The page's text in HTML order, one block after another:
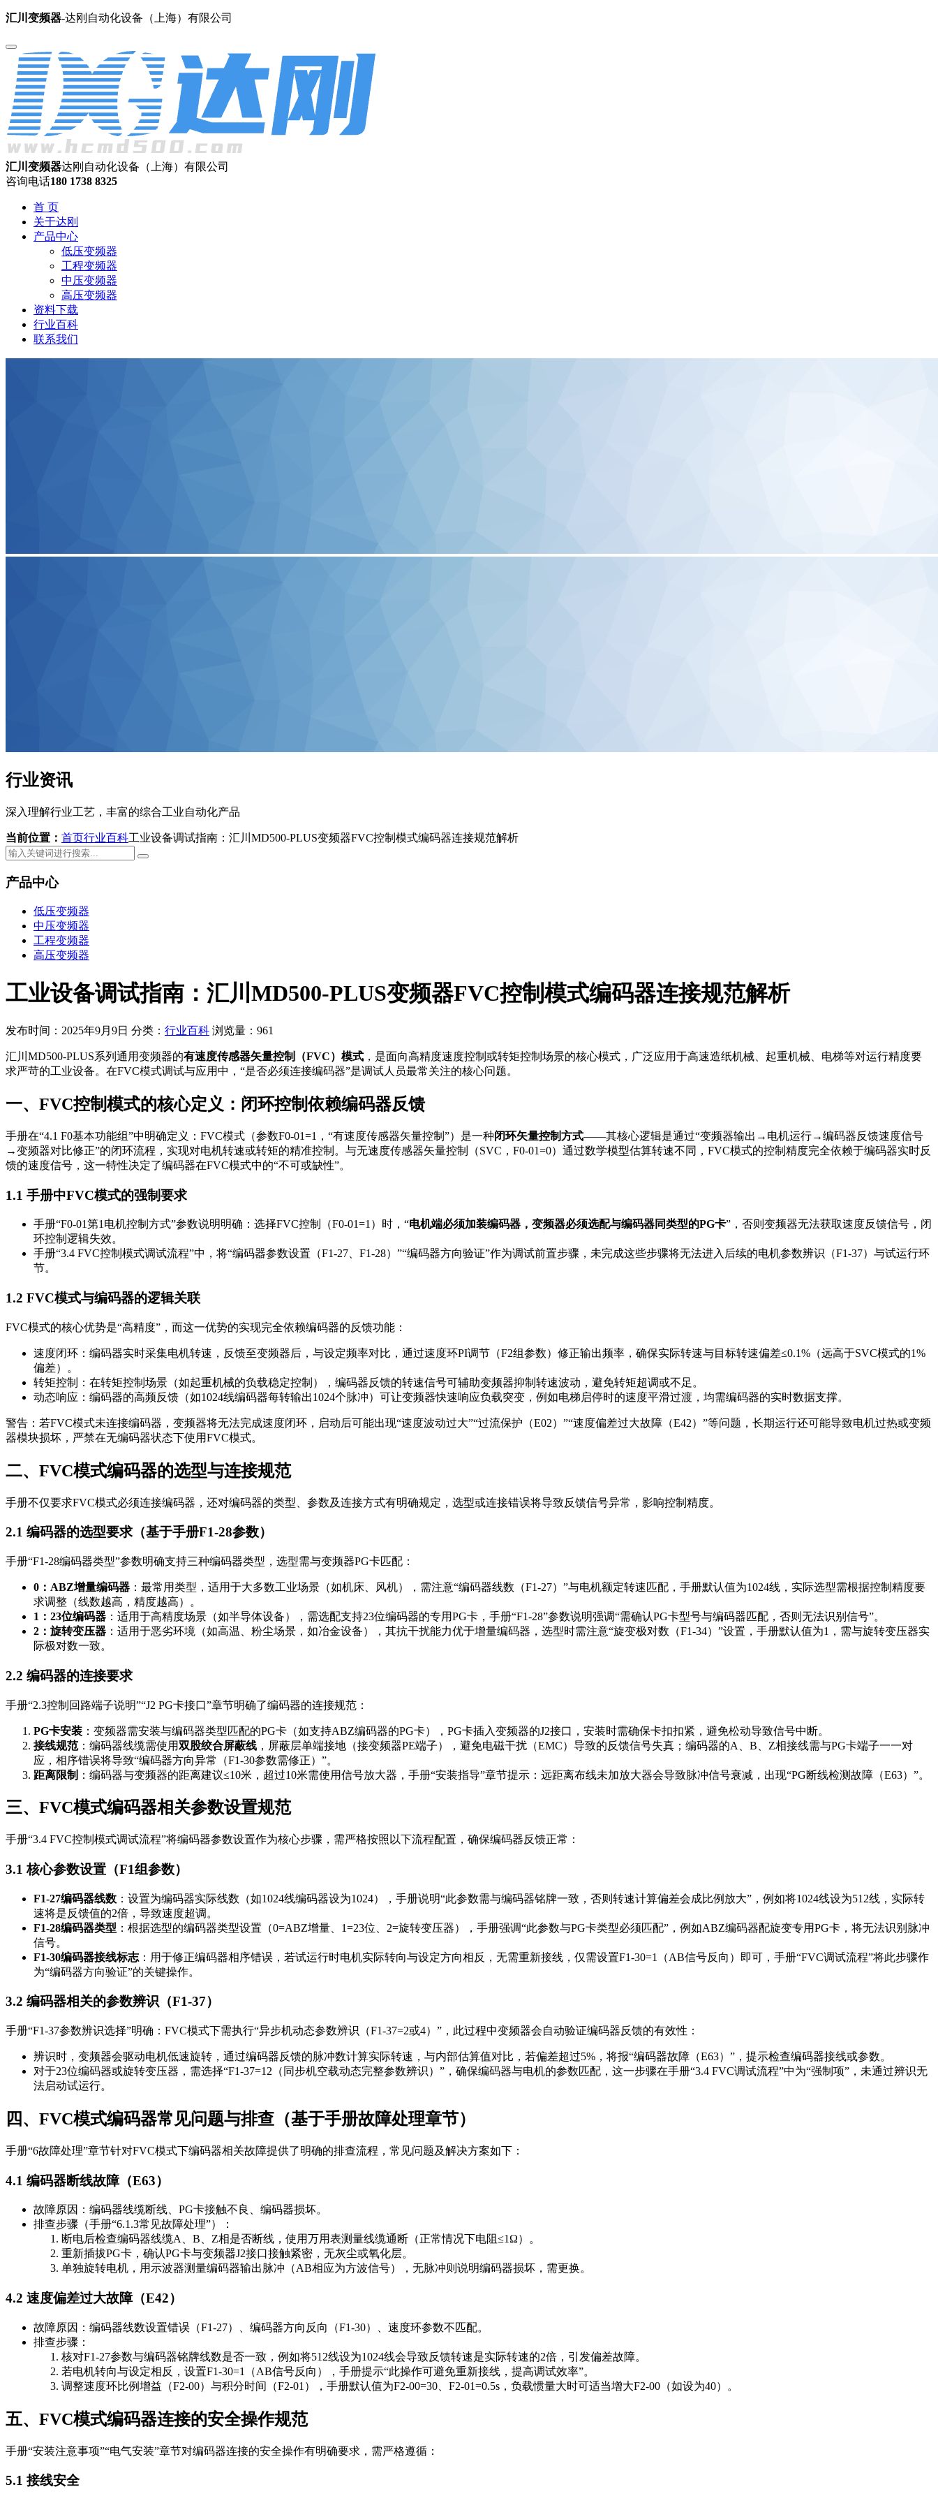
汇川变频器-达刚自动化设备（上海）有限公司
汇川变频器达刚自动化设备（上海）有限公司
咨询电话180 1738 8325
首 页
关于达刚
产品中心
低压变频器
工程变频器
中压变频器
高压变频器
资料下载
行业百科
联系我们
行业资讯
深入理解行业工艺，丰富的综合工业自动化产品
当前位置： 首页行业百科工业设备调试指南：汇川MD500-PLUS变频器FVC控制模式编码器连接规范解析
产品中心
低压变频器
中压变频器
工程变频器
高压变频器
工业设备调试指南：汇川MD500-PLUS变频器FVC控制模式编码器连接规范解析
发布时间：2025年9月9日 分类： 行业百科 浏览量：961
汇川MD500-PLUS系列通用变频器的有速度传感器矢量控制（FVC）模式 ，是面向高精度速度控制或转矩控制场景的核心模式，广泛应用于高速造纸机械、起重机械、电梯等对运行精度要
求严苛的工业设备。在FVC模式调试与应用中，“是否必须连接编码器”是调试人员最常关注的核心问题。
一、FVC控制模式的核心定义：闭环控制依赖编码器反馈
手册在“4.1 F0基本功能组”中明确定义：FVC模式（参数F0-01=1，“有速度传感器矢量控制”）是一种闭环矢量控制方式——其核心逻辑是通过“变频器输出→电机运行→编码器反馈速度信号
→变频器对比修正”的闭环流程，实现对电机转速或转矩的精准控制。与无速度传感器矢量控制（SVC，F0-01=0）通过数学模型估算转速不同，FVC模式的控制精度完全依赖于编码器实时反
馈的速度信号，这一特性决定了编码器在FVC模式中的“不可或缺性”。
1.1 手册中FVC模式的强制要求
手册“F0-01第1电机控制方式”参数说明明确：选择FVC控制（F0-01=1）时，“电机端必须加装编码器，变频器必须选配与编码器同类型的PG卡”，否则变频器无法获取速度反馈信号，闭
环控制逻辑失效。
手册“3.4 FVC控制模式调试流程”中，将“编码器参数设置（F1-27、F1-28）”“编码器方向验证”作为调试前置步骤，未完成这些步骤将无法进入后续的电机参数辨识（F1-37）与试运行环
节。
1.2 FVC模式与编码器的逻辑关联
FVC模式的核心优势是“高精度”，而这一优势的实现完全依赖编码器的反馈功能：
速度闭环：编码器实时采集电机转速，反馈至变频器后，与设定频率对比，通过速度环PI调节（F2组参数）修正输出频率，确保实际转速与目标转速偏差≤0.1%（远高于SVC模式的1%
偏差）。
转矩控制：在转矩控制场景（如起重机械的负载稳定控制），编码器反馈的转速信号可辅助变频器抑制转速波动，避免转矩超调或不足。
动态响应：编码器的高频反馈（如1024线编码器每转输出1024个脉冲）可让变频器快速响应负载突变，例如电梯启停时的速度平滑过渡，均需编码器的实时数据支撑。
警告：若FVC模式未连接编码器，变频器将无法完成速度闭环，启动后可能出现“速度波动过大”“过流保护（E02）”“速度偏差过大故障（E42）”等问题，长期运行还可能导致电机过热或变频
器模块损坏，严禁在无编码器状态下使用FVC模式。
二、FVC模式编码器的选型与连接规范
手册不仅要求FVC模式必须连接编码器，还对编码器的类型、参数及连接方式有明确规定，选型或连接错误将导致反馈信号异常，影响控制精度。
2.1 编码器的选型要求（基于手册F1-28参数）
手册“F1-28编码器类型”参数明确支持三种编码器类型，选型需与变频器PG卡匹配：
0：ABZ增量编码器 ：最常用类型，适用于大多数工业场景（如机床、风机），需注意“编码器线数（F1-27）”与电机额定转速匹配，手册默认值为1024线，实际选型需根据控制精度要
求调整（线数越高，精度越高）。
1：23位编码器 ：适用于高精度场景（如半导体设备），需选配支持23位编码器的专用PG卡，手册“F1-28”参数说明强调“需确认PG卡型号与编码器匹配，否则无法识别信号”。
2：旋转变压器 ：适用于恶劣环境（如高温、粉尘场景，如冶金设备），其抗干扰能力优于增量编码器，选型时需注意“旋变极对数（F1-34）”设置，手册默认值为1，需与旋转变压器实
际极对数一致。
2.2 编码器的连接要求
手册“2.3控制回路端子说明”“J2 PG卡接口”章节明确了编码器的连接规范：
PG卡安装 ：变频器需安装与编码器类型匹配的PG卡（如支持ABZ编码器的PG卡），PG卡插入变频器的J2接口，安装时需确保卡扣扣紧，避免松动导致信号中断。
接线规范：编码器线缆需使用双股绞合屏蔽线 ，屏蔽层单端接地（接变频器PE端子），避免电磁干扰（EMC）导致的反馈信号失真；编码器的A、B、Z相接线需与PG卡端子一一对
应，相序错误将导致“编码器方向异常（F1-30参数需修正）”。
距离限制 ：编码器与变频器的距离建议≤10米，超过10米需使用信号放大器，手册“安装指导”章节提示：远距离布线未加放大器会导致脉冲信号衰减，出现“PG断线检测故障（E63）”。
三、FVC模式编码器相关参数设置规范
手册“3.4 FVC控制模式调试流程”将编码器参数设置作为核心步骤，需严格按照以下流程配置，确保编码器反馈正常：
3.1 核心参数设置（F1组参数）
F1-27编码器线数 ：设置为编码器实际线数（如1024线编码器设为1024），手册说明“此参数需与编码器铭牌一致，否则转速计算偏差会成比例放大”，例如将1024线设为512线，实际转
速将是反馈值的2倍，导致速度超调。
F1-28编码器类型 ：根据选型的编码器类型设置（0=ABZ增量、1=23位、2=旋转变压器），手册强调“此参数与PG卡类型必须匹配”，例如ABZ编码器配旋变专用PG卡，将无法识别脉冲
信号。
F1-30编码器接线标志 ：用于修正编码器相序错误，若试运行时电机实际转向与设定方向相反，无需重新接线，仅需设置F1-30=1（AB信号反向）即可，手册“FVC调试流程”将此步骤作
为“编码器方向验证”的关键操作。
3.2 编码器相关的参数辨识（F1-37）
手册“F1-37参数辨识选择”明确：FVC模式下需执行“异步机动态参数辨识（F1-37=2或4）”，此过程中变频器会自动验证编码器反馈的有效性：
辨识时，变频器会驱动电机低速旋转，通过编码器反馈的脉冲数计算实际转速，与内部估算值对比，若偏差超过5%，将报“编码器故障（E63）”，提示检查编码器接线或参数。
对于23位编码器或旋转变压器，需选择“F1-37=12（同步机空载动态完整参数辨识）”，确保编码器与电机的参数匹配，这一步骤在手册“3.4 FVC调试流程”中为“强制项”，未通过辨识无
法启动试运行。
四、FVC模式编码器常见问题与排查（基于手册故障处理章节）
手册“6故障处理”章节针对FVC模式下编码器相关故障提供了明确的排查流程，常见问题及解决方案如下：
4.1 编码器断线故障（E63）
故障原因：编码器线缆断线、PG卡接触不良、编码器损坏。
排查步骤（手册“6.1.3常见故障处理”）：
断电后检查编码器线缆A、B、Z相是否断线，使用万用表测量线缆通断（正常情况下电阻≤1Ω）。
重新插拔PG卡，确认PG卡与变频器J2接口接触紧密，无灰尘或氧化层。
单独旋转电机，用示波器测量编码器输出脉冲（AB相应为方波信号），无脉冲则说明编码器损坏，需更换。
4.2 速度偏差过大故障（E42）
故障原因：编码器线数设置错误（F1-27）、编码器方向反向（F1-30）、速度环参数不匹配。
排查步骤：
核对F1-27参数与编码器铭牌线数是否一致，例如将512线设为1024线会导致反馈转速是实际转速的2倍，引发偏差故障。
若电机转向与设定相反，设置F1-30=1（AB信号反向），手册提示“此操作可避免重新接线，提高调试效率”。
调整速度环比例增益（F2-00）与积分时间（F2-01），手册默认值为F2-00=30、F2-01=0.5s，负载惯量大时可适当增大F2-00（如设为40）。
五、FVC模式编码器连接的安全操作规范
手册“安装注意事项”“电气安装”章节对编码器连接的安全操作有明确要求，需严格遵循：
5.1 接线安全